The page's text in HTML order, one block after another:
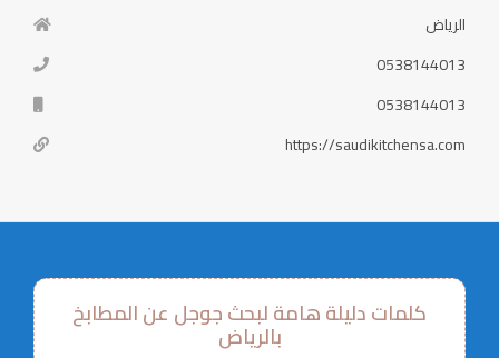
الرياض
0538144013
0538144013
https://saudikitchensa.com
كلمات دليلة هامة لبحث جوجل عن المطابخ
بالرياض